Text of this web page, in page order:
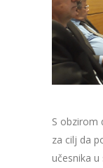
S obzirom
za cilj da
učesnika